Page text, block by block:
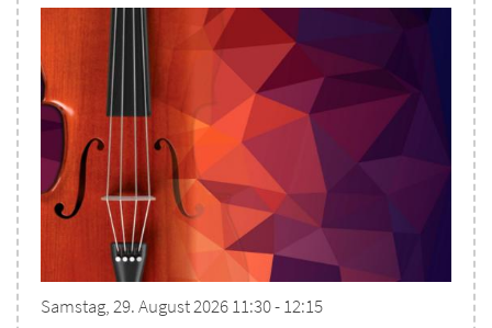
Samstag, 29. August 2026 11:30 - 12:15